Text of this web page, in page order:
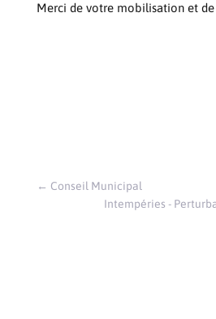
Merci de votre mobilisation et
← Conseil Municipal
Intempéries -